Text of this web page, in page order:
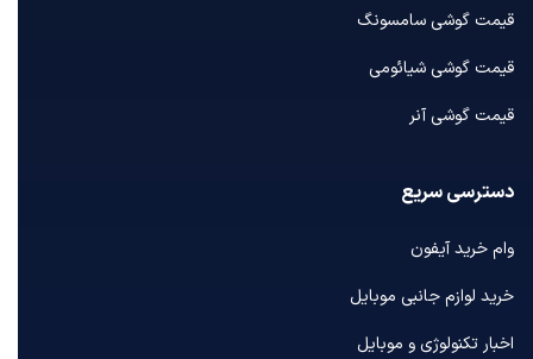
قیمت گوشی سامسونگ
قیمت گوشی شیائومی
قیمت گوشی آنر
دسترسی سریع
وام خرید آیفون
خرید لوازم جانبی موبایل
اخبار تکنولوژی و موبایل